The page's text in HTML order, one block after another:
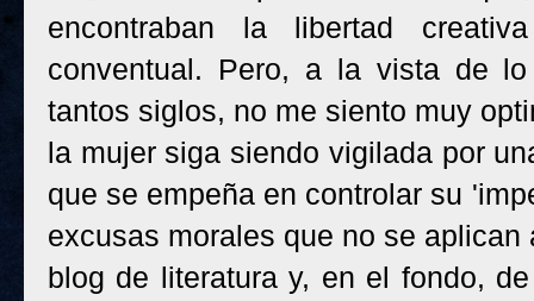
encontraban la libertad
conventual. Pero, a la vista de
tantos siglos, no me siento muy
la mujer siga siendo vigilada por
que se empeña en controlar su
excusas morales que no se
blog de literatura y, en el fondo,